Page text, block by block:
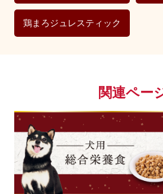
鶏まろジュレスティック
関連ペー